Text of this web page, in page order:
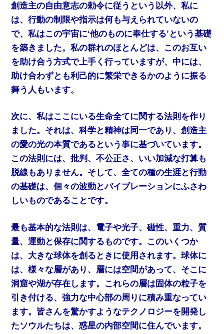
創造主の自由意志の勅令に従うという以外、私に
は、行動の制限や指示は何も与えられていないの
で、私はこの宇宙に‘他のものに奉仕する’という基礎
を築きました。私の群れのほとんどは、このお互い
を助け合う方式で上手く行っていますが、中には、
助け合わずとも利己的に繁栄できるかのように振る
舞う人もいます。
次に、私はここにいる生命全てに関する法則を作り
ました。それは、科学と精神は同一であり、創造主
の愛の光の本質であるという事に基づいています。
この法則には、批判、不公正さ、いい加減な打算も
脱線もありません。そして、全ての種の生涯と行動
の基礎は、個々の波動とバイブレーションにふさわ
しいものであることです。
最も基本的な法則は、電子や光子、磁性、重力、質
量、運動と保存に関するものです。このいくつか
は、大きな球体を創るときに使用されます。球体に
は、様々な層があり、層には空間があって、そこに
洞窟や湖が存在します。これらの層は固体の粒子を
引き付ける、強力な中心部の周りに積み重なってい
ます。皆さんを驚かすようなテクノロジーを開発し
たソウルたちは、惑星の内部空間に住んでいます。